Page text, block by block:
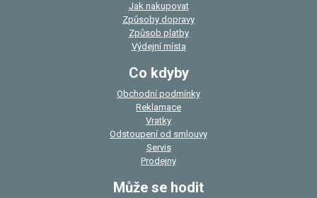
Jak nakupovat
Způsoby dopravy
Způsob platby
Výdejní místa
Co kdyby
Obchodní podmínky
Reklamace
Vratky
Odstoupení od smlouvy
Servis
Prodejny
Může se hodit